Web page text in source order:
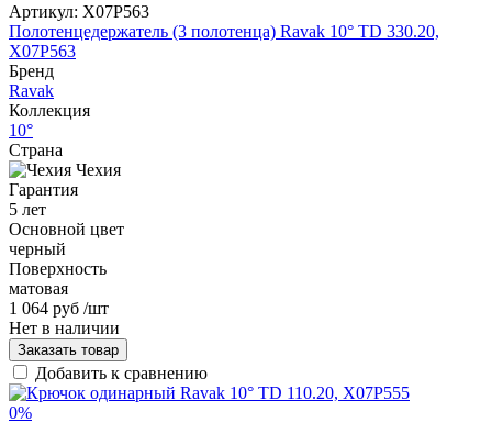
Артикул: X07P563
Полотенцедержатель (3 полотенца) Ravak 10° TD 330.20,
X07P563
Бренд
Ravak
Коллекция
10°
Страна
Чехия
Гарантия
5 лет
Основной цвет
черный
Поверхность
матовая
1 064 руб /шт
Нет в наличии
Заказать товар
Добавить к сравнению
0%